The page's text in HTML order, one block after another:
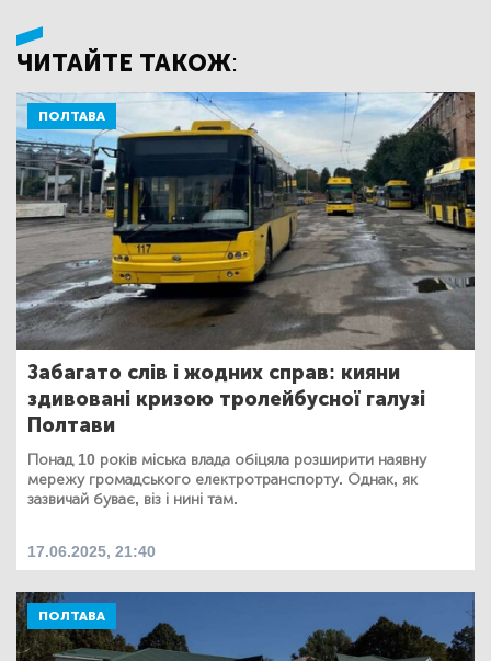
ЧИТАЙТЕ ТАКОЖ:
ПОЛТАВА
Забагато слів і жодних справ: кияни
здивовані кризою тролейбусної галузі
Полтави
Понад 10 років міська влада обіцяла розширити наявну
мережу громадського електротранспорту. Однак, як
зазвичай буває, віз і нині там.
17.06.2025, 21:40
ПОЛТАВА